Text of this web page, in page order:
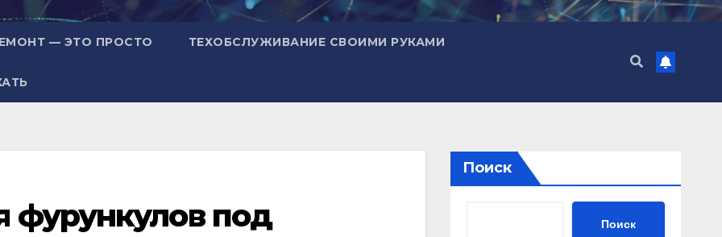
— ЭТО ПРОСТО ТЕХОБСЛУЖИВАНИЕ СВОИМИ РУКАМИ
фурункулов под
Поиск
Поиск